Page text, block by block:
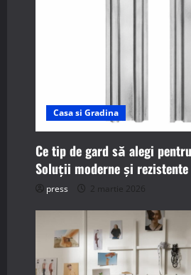
Casa si Gradina
Ce tip de gard să alegi
Soluții moderne și rezistente
press 2 martie 2026